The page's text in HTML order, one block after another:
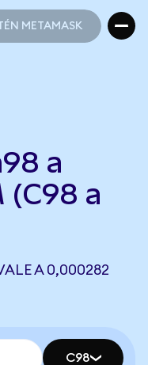
METAMASK
a
(C98 a
A 0,000282
C98